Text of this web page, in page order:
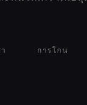
การโกน